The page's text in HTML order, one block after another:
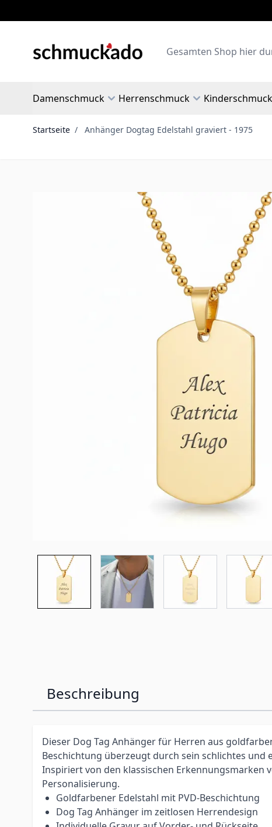
Search
Damenschmuck Herrenschmuck Kinderschmuck
Startseite / Anhänger Dogtag Edelstahl graviert - 1975
Beschreibung
Dieser Dog Tag Anhänger für Herren aus
Beschichtung überzeugt durch sein schlichtes und
Inspiriert von den klassischen Erkennungsmarken
Personalisierung.
Goldfarbener Edelstahl mit PVD-Beschichtung
Dog Tag Anhänger im zeitlosen Herrendesign